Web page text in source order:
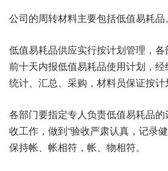
公司的周转材料主要包括低值易耗品。
低值易耗品供应实行按计划管理，
前十天内报低值易耗品使用计划，
统计、汇总、采购，材料员保证按计
各部门要指定专人负责低值易耗品
收工作，做到“验收严肃认真，记录
保持帐、帐相符，帐、物相符。